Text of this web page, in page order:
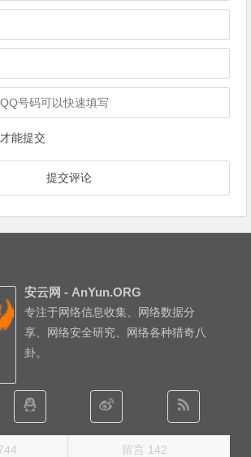
能提交
安云网 - AnYun.ORG
专注于网络信息收集、网络数据分
享、网络安全研究、网络各种猎奇八
卦。
留言 142